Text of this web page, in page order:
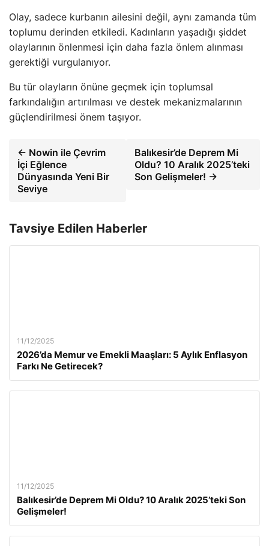
Olay, sadece kurbanın ailesini değil, aynı zamanda tüm
toplumu derinden etkiledi. Kadınların yaşadığı şiddet
olaylarının önlenmesi için daha fazla önlem alınması
gerektiği vurgulanıyor.
Bu tür olayların önüne geçmek için toplumsal
farkındalığın artırılması ve destek mekanizmalarının
güçlendirilmesi önem taşıyor.
← Nowin ile Çevrim
İçi Eğlence
Dünyasında Yeni Bir
Seviye
Balıkesir’de Deprem Mi
Oldu? 10 Aralık 2025’teki
Son Gelişmeler! →
Tavsiye Edilen Haberler
11/12/2025
2026’da Memur ve Emekli Maaşları: 5 Aylık Enflasyon
Farkı Ne Getirecek?
11/12/2025
Balıkesir’de Deprem Mi Oldu? 10 Aralık 2025’teki Son
Gelişmeler!